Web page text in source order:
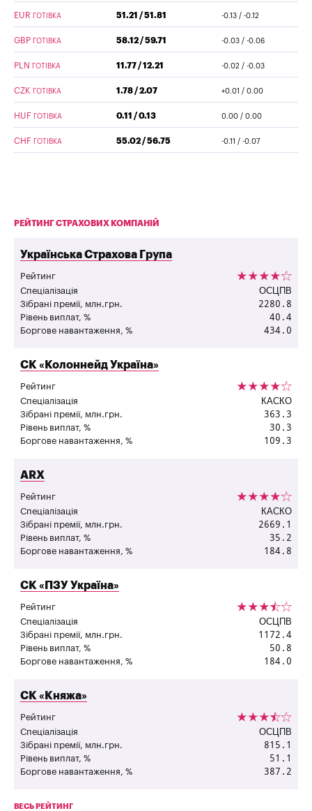
EUR ГОТІВКА 51.21 / 51.81 -0.13 / -0.12
GBP ГОТІВКА 58.12 / 59.71 -0.03 / -0.06
PLN ГОТІВКА 11.77 / 12.21 -0.02 / -0.03
CZK ГОТІВКА 1.78 / 2.07 +0.01 / 0.00
HUF ГОТІВКА 0.11 / 0.13 0.00 / 0.00
CHF ГОТІВКА 55.02 / 56.75 -0.11 / -0.07
РЕЙТИНГ СТРАХОВИХ КОМПАНІЙ
"
Українська Страхова Група
Рейтинг
Спеціалізація
ОСЦПВ
Зібрані премії, млн.грн. 2280.8
Рівень виплат, % 40.4
Боргове навантаження, % 434.0
"
СК «Колоннейд Україна»
Рейтинг
Спеціалізація
КАСКО
Зібрані премії, млн.грн. 363.3
Рівень виплат, % 30.3
Боргове навантаження, % 109.3
"
ARX
Рейтинг
Спеціалізація
КАСКО
Зібрані премії, млн.грн. 2669.1
Рівень виплат, % 35.2
Боргове навантаження, % 184.8
"
СК «ПЗУ Україна»
Рейтинг
Спеціалізація
ОСЦПВ
Зібрані премії, млн.грн. 1172.4
Рівень виплат, % 50.8
Боргове навантаження, % 184.0
"
СК «Княжа»
Рейтинг
Спеціалізація
ОСЦПВ
Зібрані премії, млн.грн. 815.1
Рівень виплат, % 51.1
Боргове навантаження, % 387.2
ВЕСЬ РЕЙТИНГ